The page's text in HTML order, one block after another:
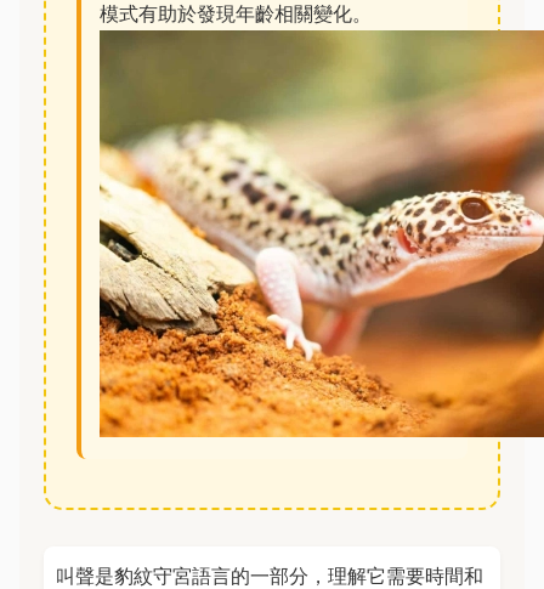
模式有助於發現年齡相關變化。
叫聲是豹紋守宮語言的一部分，理解它需要時間和